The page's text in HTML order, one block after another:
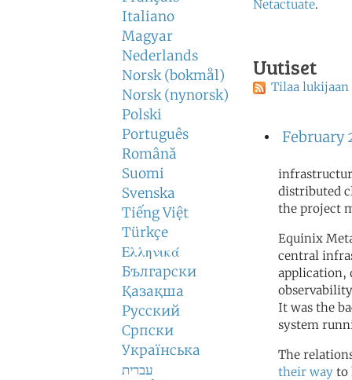
Italiano
Magyar
Nederlands
Norsk (bokmål)
Norsk (nynorsk)
Polski
Português
Română
Suomi
Svenska
Tiếng Việt
Türkçe
Ελληνικά
Български
Қазақша
Русский
Српски
Українська
עברית
Netactuate.
Uutiset
Tilaa lukijaan
February
distributed
the project
Equinix
central
application,
It was the
system
The
their way to